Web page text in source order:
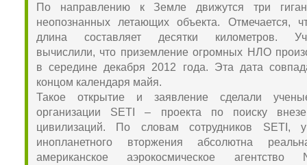
По направлению к Земле движутся три
неопознанных летающих объекта. Отмечается,
длина составляет десятки километров.
вычислили, что приземление огромных НЛО
в середине декабря 2012 года. Эта дата
концом календаря майя.
Такое открытие и заявление сделали
организации SETI – проекта по поиску
цивилизаций. По словам сотрудников SETI,
инопланетного вторжения абсолютна
американское аэрокосмическое агентство